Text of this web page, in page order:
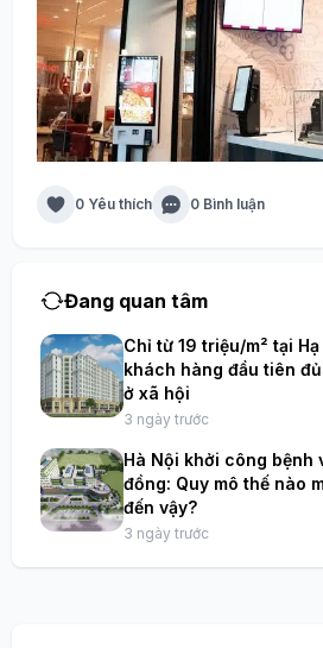
0 Yêu thích 0 Bình luận
Đang quan tâm
Chỉ từ 19 triệu/m² tại
khách hàng đầu tiên
ở xã hội
3 ngày trước
Hà Nội khởi công bệnh
đồng: Quy mô thế nào
đến vậy?
3 ngày trước